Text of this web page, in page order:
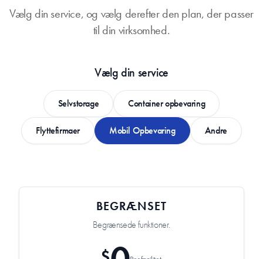
Vælg din service, og vælg derefter den plan, der passer
til din virksomhed.
Vælg din service
Selvstorage Container opbevaring
Flyttefirmaer Mobil Opbevaring Andre
BEGRÆNSET
Begrænsede funktioner.